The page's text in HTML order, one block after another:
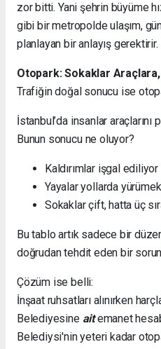
zor bitti. Yani şehrin büyüme
gibi bir metropolde ulaşım,
planlayan bir anlayış gerektirir.
Otopark: Sokaklar
Trafiğin doğal sonucu ise
İstanbul’da insanlar araçlarını
Bunun sonucu ne oluyor?
Kaldırımlar işgal ediliyor
Yayalar yollarda
Sokaklar çift, hatta üç
Bu tablo artık sadece bir
doğrudan tehdit eden bir
Çözüm ise belli:
İnşaat ruhsatları alınırken
Belediyesine aitemanet
Belediysi'nin yeteri kadar